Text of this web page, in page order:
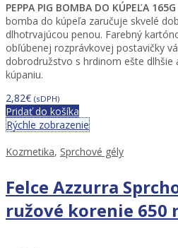
PEPPA PIG BOMBA DO KÚPEĽA 165G
bomba do kúpeľa zaručuje skvelé
dlhotrvajúcou penou. Farebný
obľúbenej rozprávkovej postavičky
dobrodružstvo s hrdinom ešte dlhšie
kúpaniu.
2,82€ (sDPH)
Pridať do košíka
Rýchle zobrazenie
Kozmetika, Sprchové gély
Felce Azzurra
ružové korenie 650